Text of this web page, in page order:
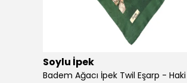
Soylu İpek
Badem Ağacı İpek Twil Eşarp - Haki